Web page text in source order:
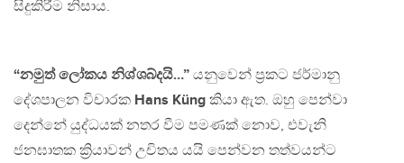
සිදුකිරීම නිසාය.
“නමුත් ලෝකය නිශ්ශබ්දයි…” යනුවෙන් ප්‍රකට ජර්මානු
දේශපාලන විචාරක Hans Küng කියා ඇත. ඔහු පෙන්වා
දෙන්නේ යුද්ධයක් නතර වීම පමණක් නොව, එවැනි
ජනඝාතක ක්‍රියාවන් උචිතය යයි පෙන්වන තත්වයන්ට